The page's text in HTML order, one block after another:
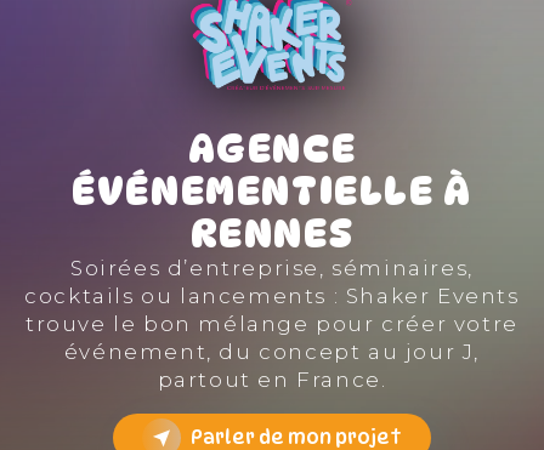
AGENCE
ÉVÉNEMENTIELLE À
RENNES
Soirées d’entreprise, séminaires,
cocktails ou lancements : Shaker Events
trouve le bon mélange pour créer votre
événement, du concept au jour J,
partout en France.
Parler de mon projet